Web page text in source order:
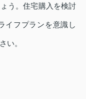
う。住宅購入を検討
イフプランを意識し
い。